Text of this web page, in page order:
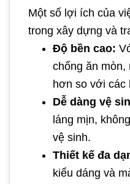
Một số lợi ích của
trong xây dựng và
Độ bền cao:
chống ăn mòn,
hơn so với các
Dễ dàng vệ
láng mịn,
vệ sinh.
Thiết kế đa
kiểu dáng và